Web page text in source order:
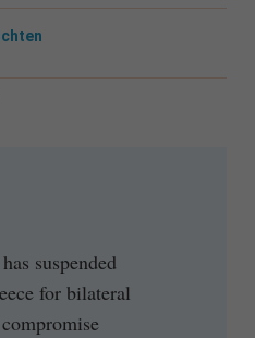
suspended
for bilateral